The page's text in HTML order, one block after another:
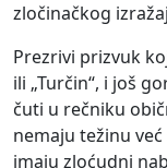
zločinačkog
Prezrivi prizvuk
ili „Turčin“, i još
čuti u rečniku
nemaju težinu
imaju zloćudni